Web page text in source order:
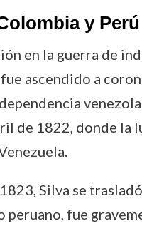
y Perú
en la guerra de
ascendido a
de 1822, donde la
Silva se
fue